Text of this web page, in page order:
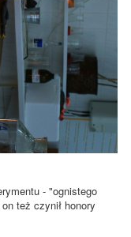
- "ognistego
też czynił honory